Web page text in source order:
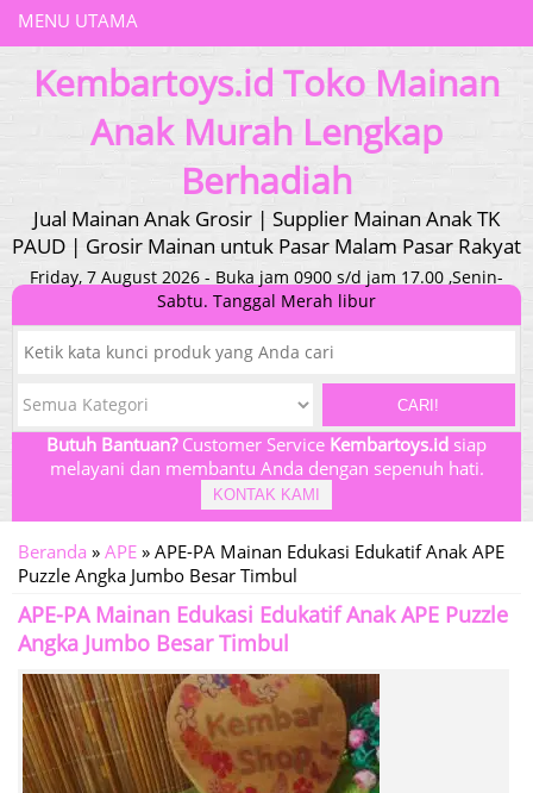
MENU UTAMA
Kembartoys.id Toko Mainan
Anak Murah Lengkap
Berhadiah
Jual Mainan Anak Grosir | Supplier Mainan Anak TK
PAUD | Grosir Mainan untuk Pasar Malam Pasar Rakyat
Friday, 7 August 2026 - Buka jam 0900 s/d jam 17.00 ,Senin-
Sabtu. Tanggal Merah libur
CARI!
Butuh Bantuan?Customer Service Kembartoys.id siap
melayani dan membantu Anda dengan sepenuh hati.
KONTAK KAMI
Beranda » APE » APE-PA Mainan Edukasi Edukatif Anak APE
Puzzle Angka Jumbo Besar Timbul
APE-PA Mainan Edukasi Edukatif Anak APE Puzzle
Angka Jumbo Besar Timbul